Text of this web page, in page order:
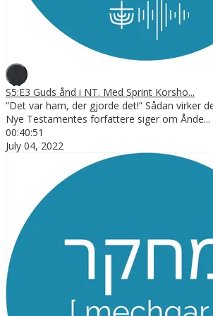
S5:E3 Guds ånd i NT. Med Sprint Korsho...
”Det var ham, der gjorde det!” Sådan virker
Nye Testamentes forfattere siger om Ånde...
00:40:51
July 04, 2022